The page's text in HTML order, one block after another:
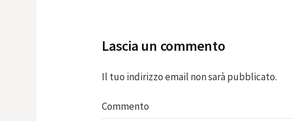
Lascia un commento
Il tuo indirizzo email non sarà pubblicato.
Commento